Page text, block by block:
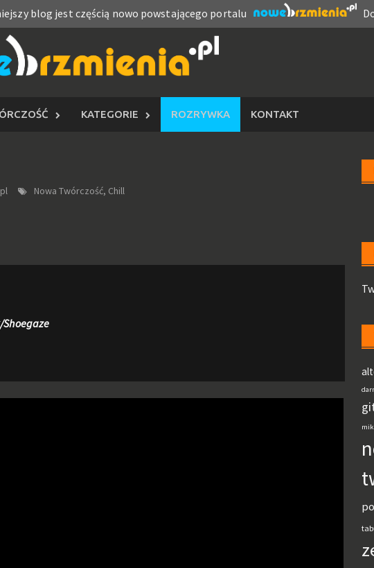
blog jest częścią nowo powstającego portalu
KATEGORIE ROZRYWKA KONTAKT
Nowa Twórczość, Chill
Shoegaze